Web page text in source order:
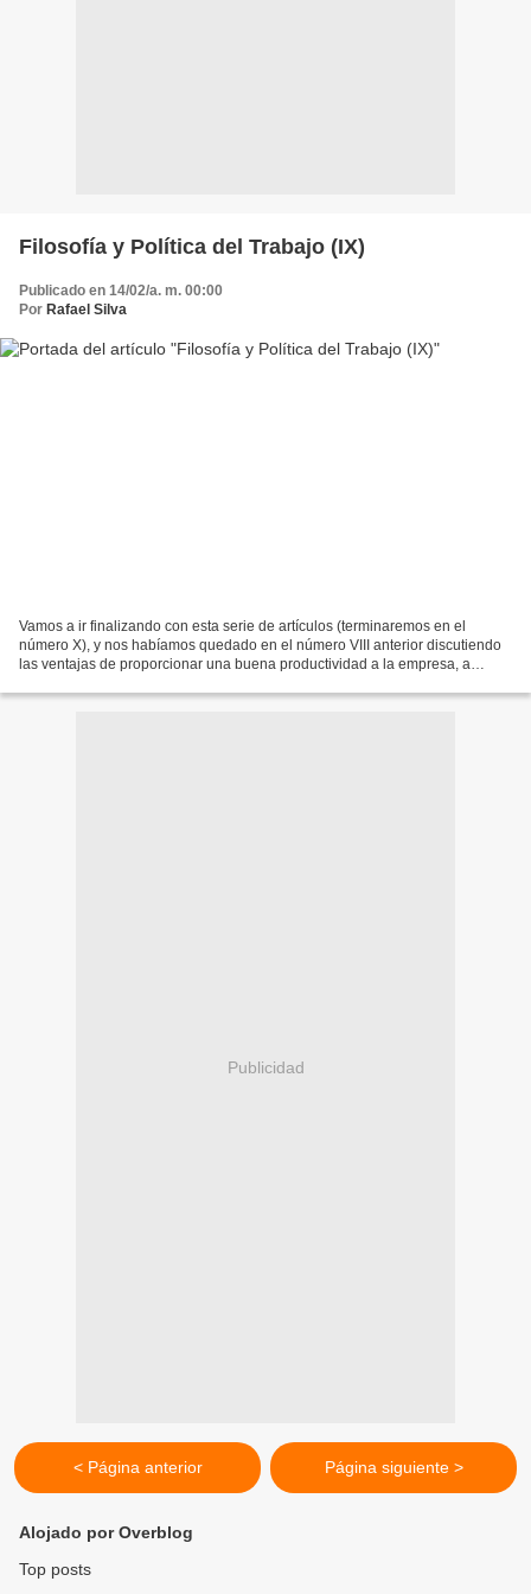
Filosofía y Política del Trabajo (IX)
Publicado en 14/02/a. m. 00:00
Por Rafael Silva
Vamos a ir finalizando con esta serie de artículos (terminaremos en el
número X), y nos habíamos quedado en el número VIII anterior discutiendo
las ventajas de proporcionar una buena productividad a la empresa, a
Publicidad
< Página anterior Página siguiente >
Alojado por Overblog
Top posts